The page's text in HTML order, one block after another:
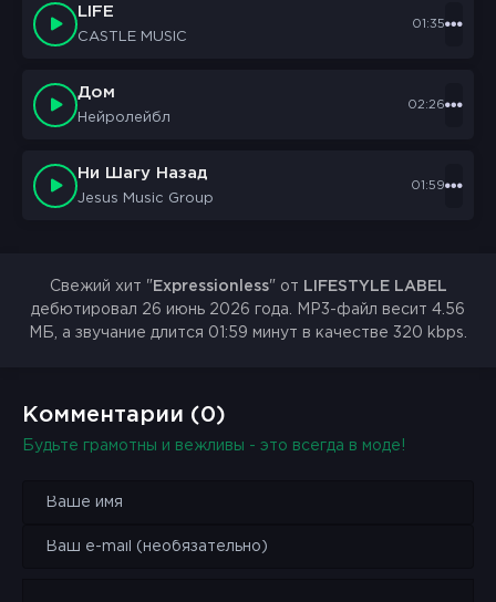
LIFE
CASTLE MUSIC
01:35
Дом
Нейролейбл
02:26
Ни Шагу Назад
Jesus Music Group
01:59
Свежий хит " Expressionless" от LIFESTYLE LABEL
дебютировал 26 июнь 2026 года. MP3-файл весит 4.56
МБ, а звучание длится 01:59 минут в качестве 320 kbps.
Комментарии (0)
Будьте грамотны и вежливы - это всегда в моде!